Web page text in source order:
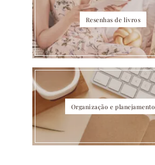
Resenhas de livros
Organização e planejamento